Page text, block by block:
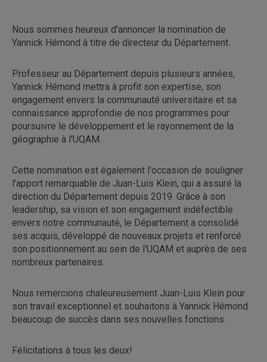
Nous sommes heureux d'annoncer la nomination de
Yannick Hémond à titre de directeur du Département.
Professeur au Département depuis plusieurs années,
Yannick Hémond mettra à profit son expertise, son
engagement envers la communauté universitaire et sa
connaissance approfondie de nos programmes pour
poursuivre le développement et le rayonnement de la
géographie à l'UQAM.
Cette nomination est également l'occasion de souligner
l'apport remarquable de Juan-Luis Klein, qui a assuré la
direction du Département depuis 2019. Grâce à son
leadership, sa vision et son engagement indéfectible
envers notre communauté, le Département a consolidé
ses acquis, développé de nouveaux projets et renforcé
son positionnement au sein de l'UQAM et auprès de ses
nombreux partenaires.
Nous remercions chaleureusement Juan-Luis Klein pour
son travail exceptionnel et souhaitons à Yannick Hémond
beaucoup de succès dans ses nouvelles fonctions.
Félicitations à tous les deux!